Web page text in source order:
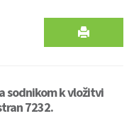
sodnikom k vložitvi
7232.